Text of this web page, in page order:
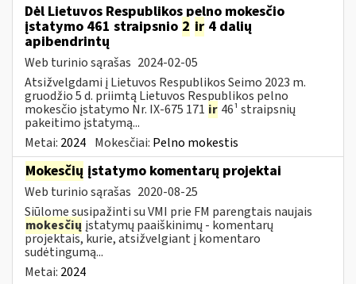
Dėl Lietuvos Respublikos pelno mokesčio
įstatymo 461 straipsnio 2 ir 4 dalių
apibendrintų
Web turinio sąrašas 2024-02-05
Atsižvelgdami į Lietuvos Respublikos Seimo 2023 m.
gruodžio 5 d. priimtą Lietuvos Respublikos pelno
mokesčio įstatymo Nr. IX-675 171 ir 46¹ straipsnių
pakeitimo įstatymą...
Metai: 2024 Mokesčiai: Pelno mokestis
Mokesčių įstatymo komentarų projektai
Web turinio sąrašas 2020-08-25
Siūlome susipažinti su VMI prie FM parengtais naujais
mokesčių įstatymų paaiškinimų - komentarų
projektais, kurie, atsižvelgiant į komentaro
sudėtingumą...
Metai: 2024